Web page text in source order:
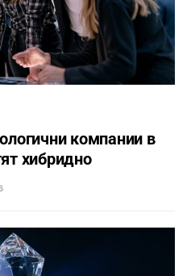
компании в
хибридно